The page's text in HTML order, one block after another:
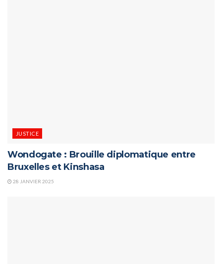
JUSTICE
Wondogate : Brouille diplomatique entre
Bruxelles et Kinshasa
28 JANVIER 2025